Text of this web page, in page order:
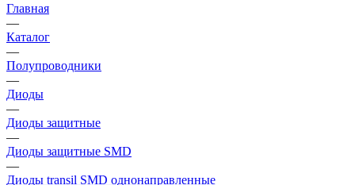
Главная
—
Каталог
—
Полупроводники
—
Диоды
—
Диоды защитные
—
Диоды защитные SMD
—
Диоды transil SMD однонаправленные